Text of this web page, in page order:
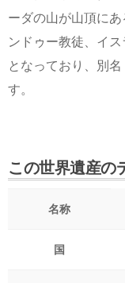
ーダの山が山頂にあ
ンドゥー教徒、イ
となっており、別名
す。
この世界遺産の
名称
国